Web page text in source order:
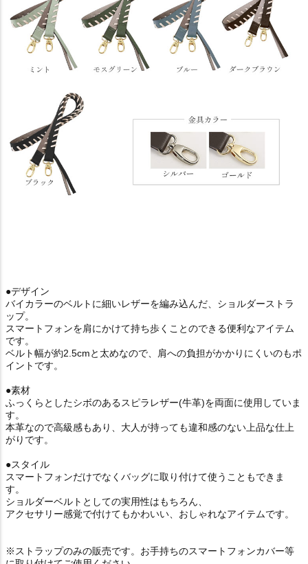
●デザイン
バイカラーのベルトに細いレザーを編み込んだ、ショルダーストラ
ップ。
スマートフォンを肩にかけて持ち歩くことのできる便利なアイテム
です。
ベルト幅が約2.5cmと太めなので、肩への負担がかかりにくいのもポ
イントです。
●素材
ふっくらとしたシボのあるスピラレザー(牛革)を両面に使用していま
す。
本革なので高級感もあり、大人が持っても違和感のない上品な仕上
がりです。
●スタイル
スマートフォンだけでなくバッグに取り付けて使うこともできま
す。
ショルダーベルトとしての実用性はもちろん、
アクセサリー感覚で付けてもかわいい、おしゃれなアイテムです。
※ストラップのみの販売です。お手持ちのスマートフォンカバー等